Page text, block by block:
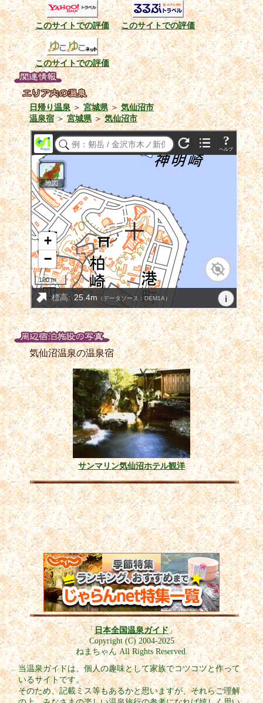
このサイトでの評価 このサイトでの評価
このサイトでの評価
日帰り温泉＞宮城県＞気仙沼市
温泉宿＞宮城県＞気仙沼市
気仙沼温泉の温泉宿
サンマリン気仙沼ホテル観洋
「日本全国温泉ガイド」
Copyright (C) 2004-2025
ねまちゃん All Rights Reserved.
当温泉ガイドは、個人の趣味として家族でコツコツと作って
いるサイトです。
そのため、記載ミス等もあるかと思いますが、それらご理解